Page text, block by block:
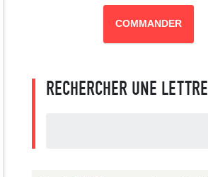
COMMANDER
RECHERCHER UNE LETTRE